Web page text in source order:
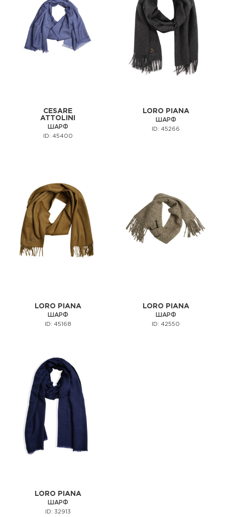
CESARE
ATTOLINI
ШАРФ
ID: 45400
LORO PIANA
ШАРФ
ID: 45266
LORO PIANA
ШАРФ
ID: 45168
LORO PIANA
ШАРФ
ID: 42550
LORO PIANA
ШАРФ
ID: 32913